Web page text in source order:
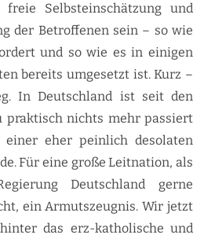
Selbsteinschätzung und
der Betroffenen sein – so wie
und so wie es in einigen
bereits umgesetzt ist. Kurz –
In Deutschland ist seit den
praktisch nichts mehr passiert
eher peinlich desolaten
Für eine große Leitnation, als
Deutschland gerne
ein Armutszeugnis. Wir jetzt
das erz-katholische und